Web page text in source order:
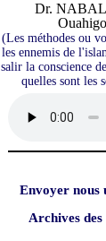
Dr.
(Les méthodes ou
les ennemis de
salir la conscience
quelles sont les
Envoyer nous
Archives des